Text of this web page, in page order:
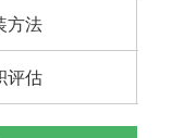
方法
评估